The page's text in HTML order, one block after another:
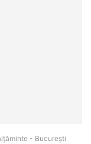
- Bucureşti